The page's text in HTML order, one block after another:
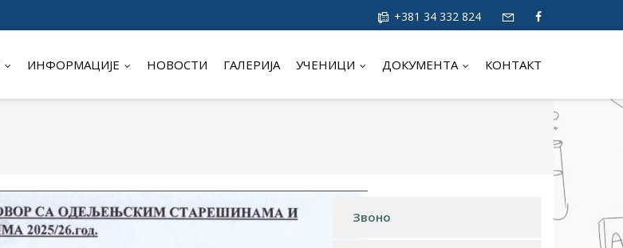
+381 34 332 824
ИНФОРМАЦИЈЕ НОВОСТИ ГАЛЕРИЈА УЧЕНИЦИ ДОКУМЕНТА КОНТАКТ
Звоно